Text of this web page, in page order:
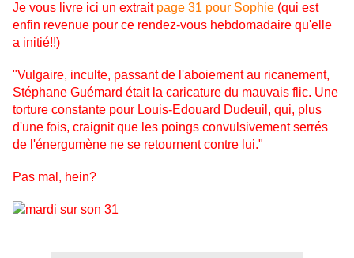
Je vous livre ici un extrait page 31 pour Sophie (qui est
enfin revenue pour ce rendez-vous hebdomadaire qu'elle
a initié!!)
"Vulgaire, inculte, passant de l'aboiement au ricanement,
Stéphane Guémard était la caricature du mauvais flic. Une
torture constante pour Louis-Edouard Dudeuil, qui, plus
d'une fois, craignit que les poings convulsivement serrés
de l'énergumène ne se retournent contre lui."
Pas mal, hein?